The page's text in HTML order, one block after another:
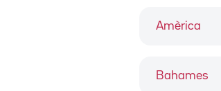
Amèrica
Bahames